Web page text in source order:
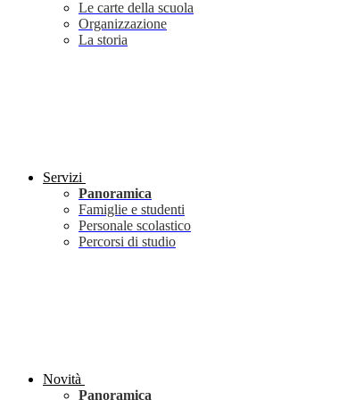
Le carte della scuola
Organizzazione
La storia
Servizi
Panoramica
Famiglie e studenti
Personale scolastico
Percorsi di studio
Novità
Panoramica